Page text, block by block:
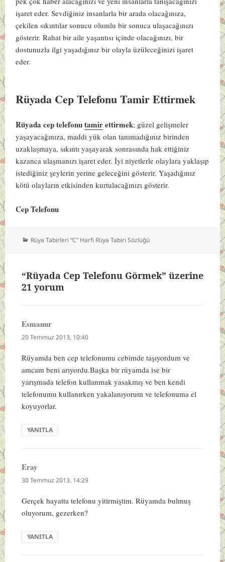
işaret eder. Sevdiğiniz insanlarla bir arada olacağınıza,
çekilen sıkıntılar sonucu olumlu bir sonuca ulaşacağınızı
gösterir. Rahat bir aile yaşantısı içinde olacağınızı, bir
dostunuzla ilgi yaşadığınız bir olayla üzüleceğinizi işaret
eder.
Rüyada Cep Telefonu Tamir Ettirmek
Rüyada cep telefonutamirettirmek; güzel gelişmeler
yaşayacağınıza, maddi yük olan tanımadığınız birinden
uzaklaşmaya, sıkıntı yaşayarak sonrasında hak ettiğiniz
kazanca ulaşmanızı işaret eder. İyi niyetlerle olaylara yaklaşıp
istediğiniz şeylerin yerine geleceğini gösterir. Yaşadığınız
kötü olayların etkisinden kurtulacağınızı gösterir.
Cep Telefonu
Kategoriler
Rüya Tabirleri “C” Harfi Rüya Tabiri Sözlüğü
“Rüyada Cep Telefonu Görmek” üzerine
21 yorum
Esmanurdedi
ki:
20 Temmuz 2013, 10:40
Rüyamda ben cep telefonumu cebimde taşıyordum ve
amcam beni arıyordu.Başka bir rüyamda ise bir
yarışmada telefon kullanmak yasakmış ve ben kendi
telefonumu kullanırken yakalanıyorum ve telefonuma el
koyuyorlar.
YANITLA
Eray
ki:
30 Temmuz 2013, 14:29
Gerçek hayatta telefonu yitirmiştim. Rüyamda bulmuş
oluyorum, gezerken?
YANITLA